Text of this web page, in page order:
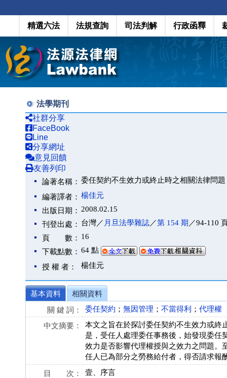
精選六法 法規查詢 司法判解 行政函釋
法學期刊
社群分享
FaceBook
Line
分享網址
意見回饋
友善列印
論著名稱： 委任契約不生效力或終止時之相關法律問題
編著譯者： 楊佳元
出版日期： 2008.02.15
刊登出處： 台灣／ 月旦法學雜誌／第 154 期 ／94-110
頁 數： 16
下載點數： 64 點
授 權 者： 楊佳元
基本資料
相關資料
關 鍵 詞：
委任契約 ； 無因管理 ； 不當得利 ； 代理權
中文摘要：
本文之旨在於探討委任契約不生效力或終
是，受任人處理委任事務後，始發現委任
效力是否影響代理權授與之效力之問題。
任人已為部分之勞務給付者，得否請求報
目 次：
壹、序言